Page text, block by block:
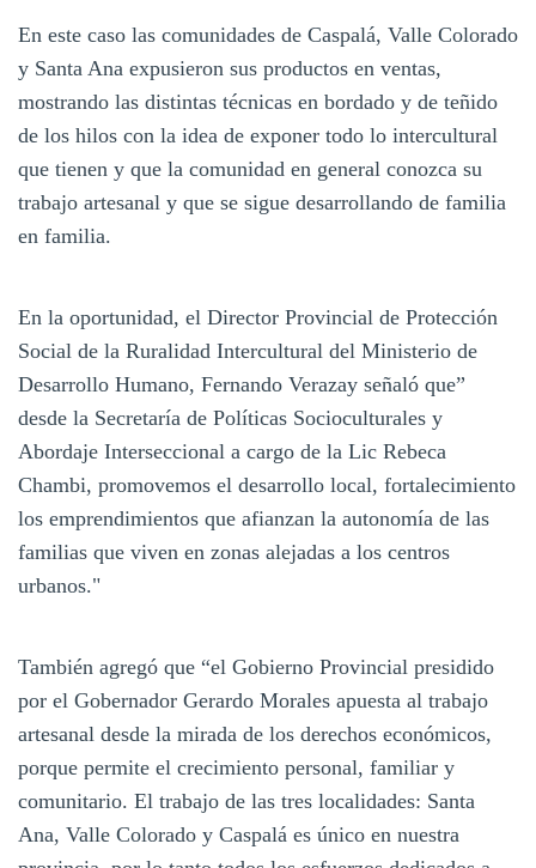
En este caso las comunidades de Caspalá, Valle Colorado
y Santa Ana expusieron sus productos en ventas,
mostrando las distintas técnicas en bordado y de teñido
de los hilos con la idea de exponer todo lo intercultural
que tienen y que la comunidad en general conozca su
trabajo artesanal y que se sigue desarrollando de familia
en familia.
En la oportunidad, el Director Provincial de Protección
Social de la Ruralidad Intercultural del Ministerio de
Desarrollo Humano, Fernando Verazay señaló que”
desde la Secretaría de Políticas Socioculturales y
Abordaje Interseccional a cargo de la Lic Rebeca
Chambi, promovemos el desarrollo local, fortalecimiento
los emprendimientos que afianzan la autonomía de las
familias que viven en zonas alejadas a los centros
urbanos."
También agregó que “el Gobierno Provincial presidido
por el Gobernador Gerardo Morales apuesta al trabajo
artesanal desde la mirada de los derechos económicos,
porque permite el crecimiento personal, familiar y
comunitario. El trabajo de las tres localidades: Santa
Ana, Valle Colorado y Caspalá es único en nuestra